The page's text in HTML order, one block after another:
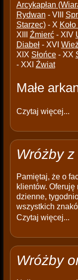
Arcykapłan
Rydwan - VIII
Starzec)- X
XIII Źmierć- XIV
Diabeł- XVI
XIX Słońce- XX
- XXI Źwiat
Małe
Czytaj więcej...
Wróżby
Pamiętaj, że o
klientów. Oferuję
dzienne,
wszystkich
Czytaj więcej...
Wróżby